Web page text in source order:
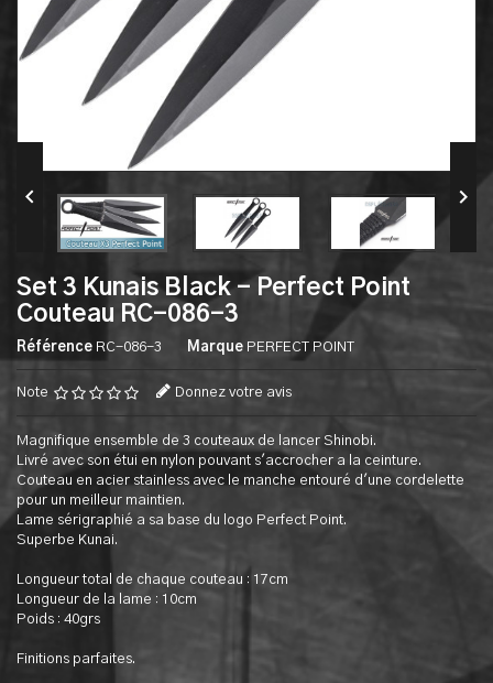
 
Set 3 Kunais Black - Perfect Point
Couteau RC-086-3
Référence RC-086-3 Marque PERFECT POINT
Note Donnez votre avis
Magnifique ensemble de 3 couteaux de lancer Shinobi.
Livré avec son étui en nylon pouvant s'accrocher a la ceinture.
Couteau en acier stainless avec le manche entouré d'une cordelette
pour un meilleur maintien.
Lame sérigraphié a sa base du logo Perfect Point.
Superbe Kunai.
Longueur total de chaque couteau : 17cm
Longueur de la lame : 10cm
Poids : 40grs
Finitions parfaites.